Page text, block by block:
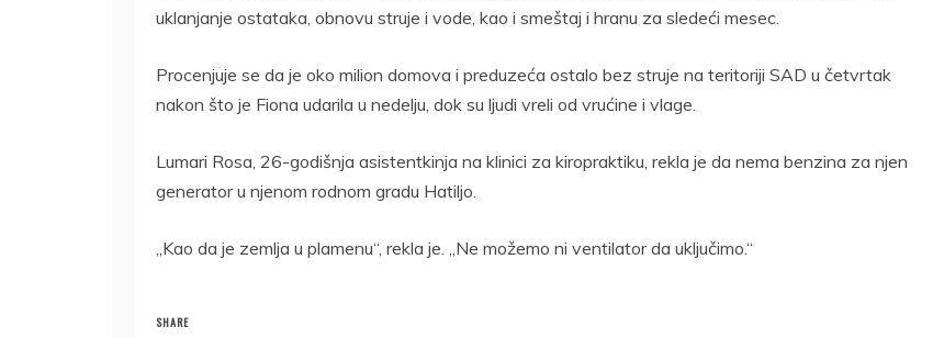
uklanjanje ostataka, obnovu struje i vode, kao i smeštaj i hranu za sledeći mesec.
Procenjuje se da je oko milion domova i preduzeća ostalo bez struje na teritoriji SAD u četvrtak
nakon što je Fiona udarila u nedelju, dok su ljudi vreli od vrućine i vlage.
Lumari Rosa, 26-godišnja asistentkinja na klinici za kiropraktiku, rekla je da nema benzina za njen
generator u njenom rodnom gradu Hatiljo.
„Kao da je zemlja u plamenu“, rekla je. „Ne možemo ni ventilator da uključimo.“
SHARE